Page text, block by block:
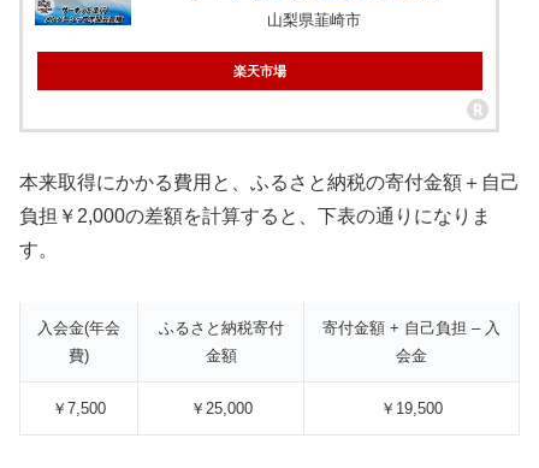
山梨県韮崎市
楽天市場
本来取得にかかる費用と、ふるさと納税の寄付金額＋自己
負担￥2,000の差額を計算すると、下表の通りになりま
す。
入会金(年会
費)
ふるさと納税寄付
金額
寄付金額 + 自己負担 – 入
会金
￥7,500 ￥25,000 ￥19,500